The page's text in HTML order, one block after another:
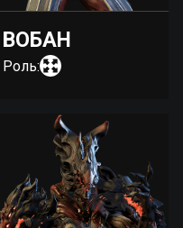
ВОБАН
Роль: